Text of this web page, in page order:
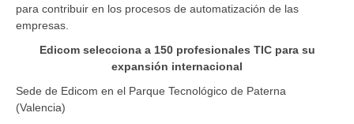
para contribuir en los procesos de automatización de las
empresas.
Edicom selecciona a 150 profesionales TIC para su
expansión internacional
Sede de Edicom en el Parque Tecnológico de Paterna
(Valencia)